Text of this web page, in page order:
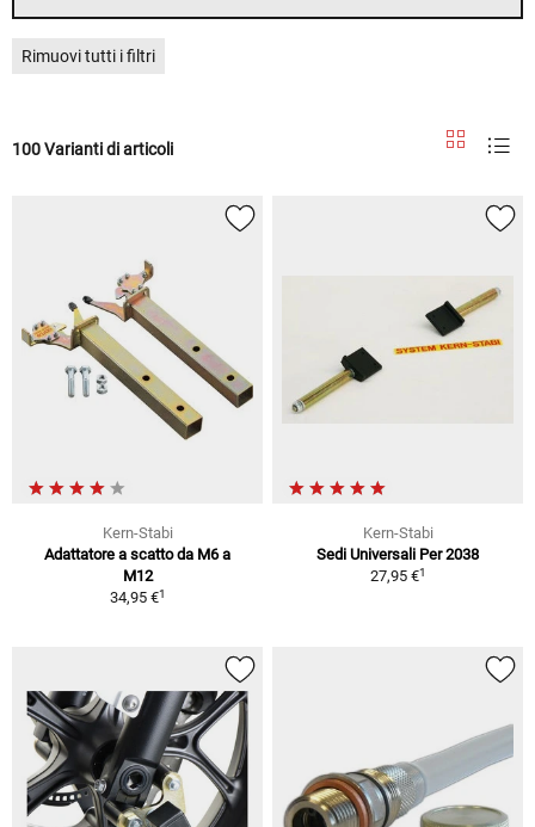
Rimuovi tutti i filtri
100 Varianti di articoli
Kern-Stabi
Adattatore a scatto da M6 a
M12
34,95 €1
Kern-Stabi
Sedi Universali Per 2038
27,95 €1